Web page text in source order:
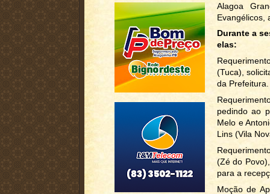
Alagoa
Evangélicos,
Durante a
elas:
(Tuca),
da Prefeitura.
pedindo ao
Melo e
Lins (Vila
(Zé do
para a
Moção de